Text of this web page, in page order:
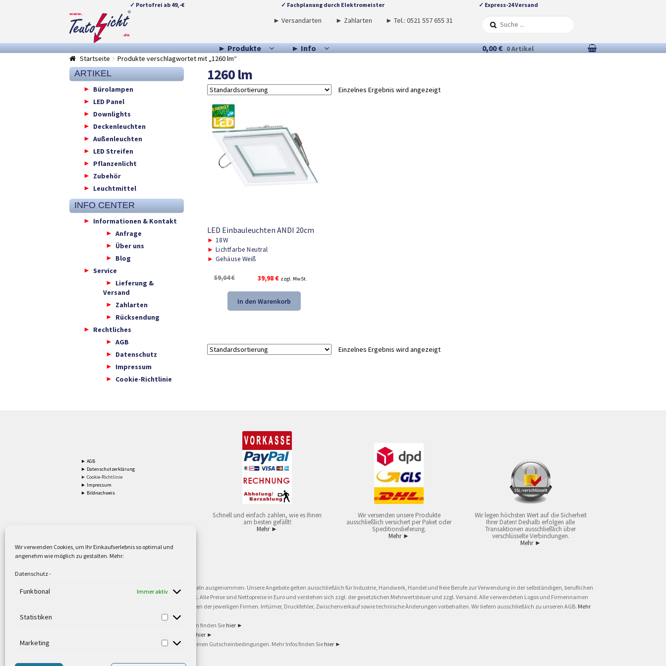
Wir verwenden Cookies, um Ihr Einkaufserlebnis so optimal und
angenehm wie möglich zu gestalten. Mehr:
Datenschutz-
Funktional Immer aktiv
Statistiken
Marketing
✓ Portofrei ab 49,-€ ✓ Fachplanung durch Elektromeister ✓ Express-24 Versand
Zur
Navigation
springen
Springe
zum
► Versandarten ► Zahlarten ► Tel.: 0521 557 655 31
► Produkte ► Info 0,00 € 0 Artikel
Startseite
Produkte verschlagwortet mit „1260 lm“
1260 lm
Einzelnes Ergebnis wird angezeigt
LED Einbauleuchten ANDI 20cm
► 18W
► Lichtfarbe Neutral
► Gehäuse Weiß
59,04€
Ursprünglicher
war:
59,04 €
39,98€Aktueller
ist:
39,98 €.
zzgl. MwSt.
In den Warenkorb
Einzelnes Ergebnis wird angezeigt
ARTIKEL
Bürolampen
LED Panel
Downlights
Deckenleuchten
Außenleuchten
LED Streifen
Pflanzenlicht
Zubehör
Leuchtmittel
INFO CENTER
Informationen & Kontakt
Anfrage
Über uns
Blog
Service
Lieferung &
Versand
Zahlarten
Rücksendung
Rechtliches
AGB
Datenschutz
Impressum
Cookie-Richtlinie
► AGB
► Datenschutzerklärung
► Cookie-Richtlinie
► Impressum
► Bildnachweis
Schnell und einfach zahlen, wie es Ihnen
am besten gefällt!
Mehr ►
Wir versenden unsere Produkte
ausschließlich versichert per Paket oder
Speditionslieferung.
Mehr ►
Wir legen höchsten Wert auf die Sicherheit
Ihrer Daten! Deshalb erfolgen alle
Transaktionen ausschließlich über
verschlüsselte Verbindungen.
Mehr ►
Versandkostenfrei ab 59,90 € Nettowarenwert. Inseln ausgenommen. Unsere Angebote gelten ausschließlich für Industrie, Handwerk, Handel und freie Berufe zur Verwendung in der selbständigen, beruflichen
oder gewerblichen Tätigkeit. Kein Verkauf an privat. Alle Preise sind Nettopreise in Euro und verstehen sich zzgl. der gesetzlichen Mehrwertsteuer und zzgl. Versand. Alle verwendeten Logos und Firmennamen
sind Warenzeichen oder eingetragene Warenzeichen der jeweiligen Firmen. Irrtümer, Druckfehler, Zwischenverkauf sowie technische Änderungen vorbehalten. Wir liefern ausschließlich zu unseren AGB. Mehr
Weitere Informationen und Zahlungsbedingungen finden Sie hier ►
hier ►
Ab 79,- Nettowarenwert. Es gelten unsere allgemeinen Gutscheinbedingungen. Mehr Infos finden Sie hier ►
©2002-2021 TEUTO LICHT GmbH